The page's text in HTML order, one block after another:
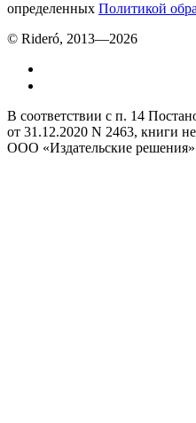
определенных Политикой
© Rideró, 2013—2026
В соответствии с п. 14
от 31.12.2020 N 2463, книги
ООО «Издательские решения»